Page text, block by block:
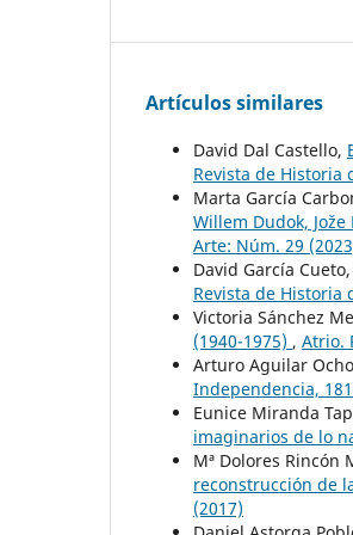
Artículos similares
David Dal Castello,
Revista de Historia
Marta García
Willem Dudok,
Arte: Núm. 29
David García Cueto,
Revista de Historia
Victoria Sánchez
(1940-1975) , Atrio.
Arturo Aguilar
Independencia,
Eunice Miranda
imaginarios de lo
Mª Dolores Rincón
reconstrucción de
(2017)